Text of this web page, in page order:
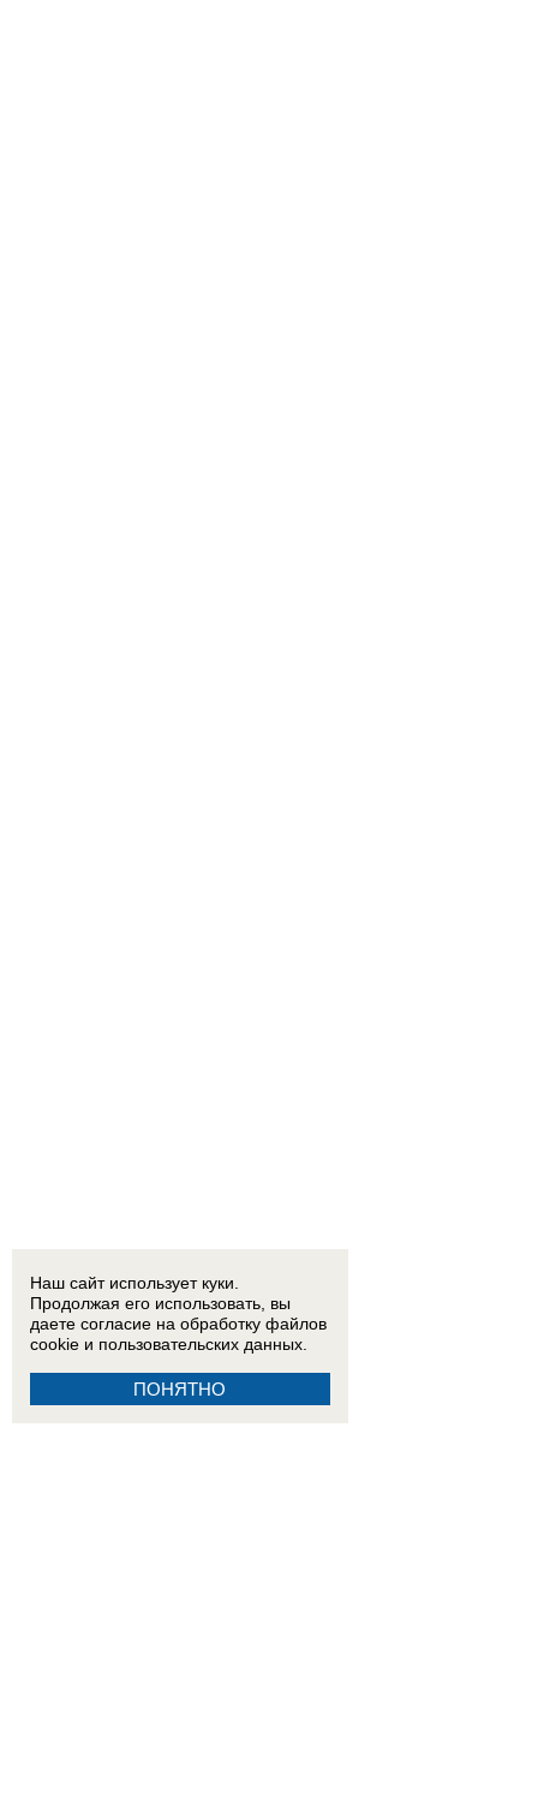
Наш сайт использует куки.
Продолжая его использовать, вы
даете согласие на обработку файлов
cookie и пользовательских данных.
ПОНЯТНО